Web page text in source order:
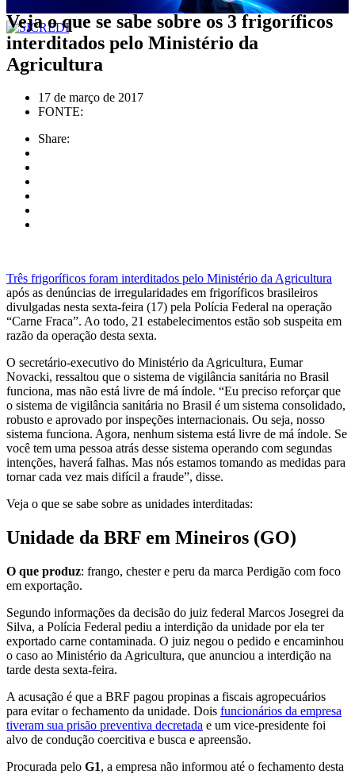
Veja o que se sabe sobre os 3 frigoríficos
interditados pelo Ministério da
Agricultura
17 de março de 2017
FONTE:
Share:
Três frigoríficos foram interditados pelo Ministério da Agricultura
após as denúncias de irregularidades em frigoríficos brasileiros
divulgadas nesta sexta-feira (17) pela Polícia Federal na operação
“Carne Fraca”. Ao todo, 21 estabelecimentos estão sob suspeita em
razão da operação desta sexta.
O secretário-executivo do Ministério da Agricultura, Eumar
Novacki, ressaltou que o sistema de vigilância sanitária no Brasil
funciona, mas não está livre de má índole. “Eu preciso reforçar que
o sistema de vigilância sanitária no Brasil é um sistema consolidado,
robusto e aprovado por inspeções internacionais. Ou seja, nosso
sistema funciona. Agora, nenhum sistema está livre de má índole. Se
você tem uma pessoa atrás desse sistema operando com segundas
intenções, haverá falhas. Mas nós estamos tomando as medidas para
tornar cada vez mais difícil a fraude”, disse.
Veja o que se sabe sobre as unidades interditadas:
Unidade da BRF em Mineiros (GO)
O que produz: frango, chester e peru da marca Perdigão com foco
em exportação.
Segundo informações da decisão do juiz federal Marcos Josegrei da
Silva, a Polícia Federal pediu a interdição da unidade por ela ter
exportado carne contaminada. O juiz negou o pedido e encaminhou
o caso ao Ministério da Agricultura, que anunciou a interdição na
tarde desta sexta-feira.
A acusação é que a BRF pagou propinas a fiscais agropecuários
para evitar o fechamento da unidade. Dois funcionários da empresa
tiveram sua prisão preventiva decretada e um vice-presidente foi
alvo de condução coercitiva e busca e apreensão.
Procurada pelo G1, a empresa não informou até o fechamento desta